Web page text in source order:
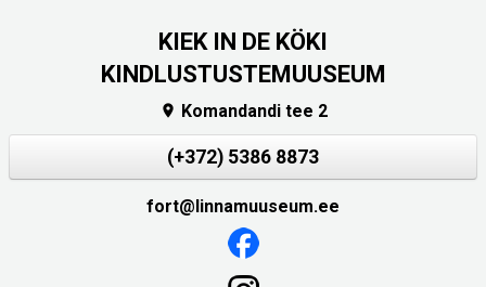
KIEK IN DE KÖKI
KINDLUSTUSTEMUUSEUM
 Komandandi tee 2
(+372) 5386 8873
fort@linnamuuseum.ee